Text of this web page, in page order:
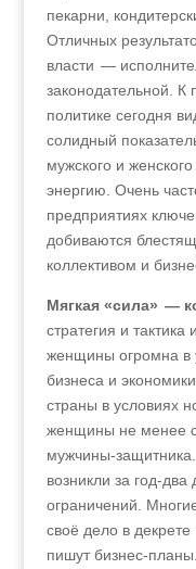
пекарни,
Отличных
власти —
законодательной. К
политике сегодня
солидный
мужского и
энергию. Очень
предприятиях
добиваются
коллективом и
Мягкая «сила» —
стратегия и
женщины огромна в
бизнеса и
страны в условиях
женщины не менее
мужчины-
возникли за год-
ограничений.
своё дело в
пишут бизнес-